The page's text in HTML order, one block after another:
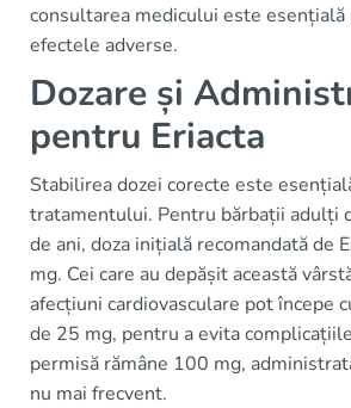
consultarea medicului este
efectele adverse.
Dozare și
pentru Eriacta
Stabilirea dozei corecte este
tratamentului. Pentru bărbații adulți
de ani, doza inițială recomandată de
mg. Cei care au depășit această
afecțiuni cardiovasculare pot începe
de 25 mg, pentru a evita
permisă rămâne 100 mg,
nu mai frecvent.